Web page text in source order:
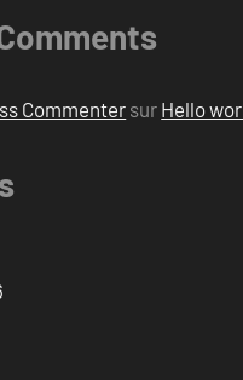
Commenter sur Hello